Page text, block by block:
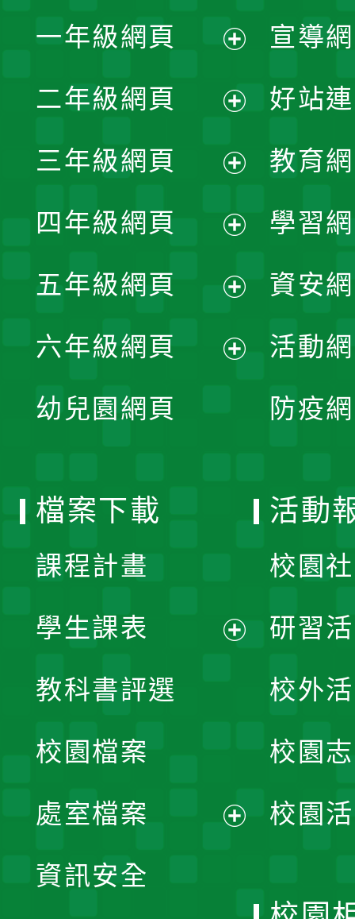
一年級網頁
開
選
單
二年級網頁
開
選
單
三年級網頁
開
選
單
四年級網頁
開
選
五年級網頁
開
六年級網頁
幼兒園網頁
宣導
好站
教育
學習
資安
活動
防疫
檔案下載
課程計畫
學生課表
單
教科書評選
校園檔案
處室檔案
資訊安全
活動
校園
研習
校外
校園
校園